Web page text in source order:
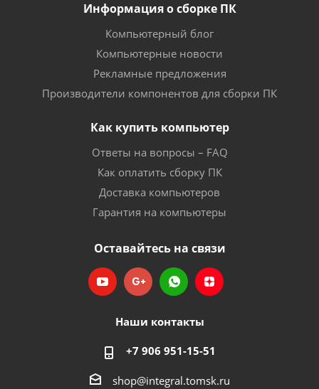
Информация о сборке ПК
Компьютерный блог
Компьютерные новости
Рекламные предложения
Производители компонентов для сборки ПК
Как купить компьютер
Ответы на вопросы – FAQ
Как оплатить сборку ПК
Доставка компьютеров
Гарантия на компьютеры
Оставайтесь на связи
Наши контакты
+7 906 951-15-51
shop@integral.tomsk.ru